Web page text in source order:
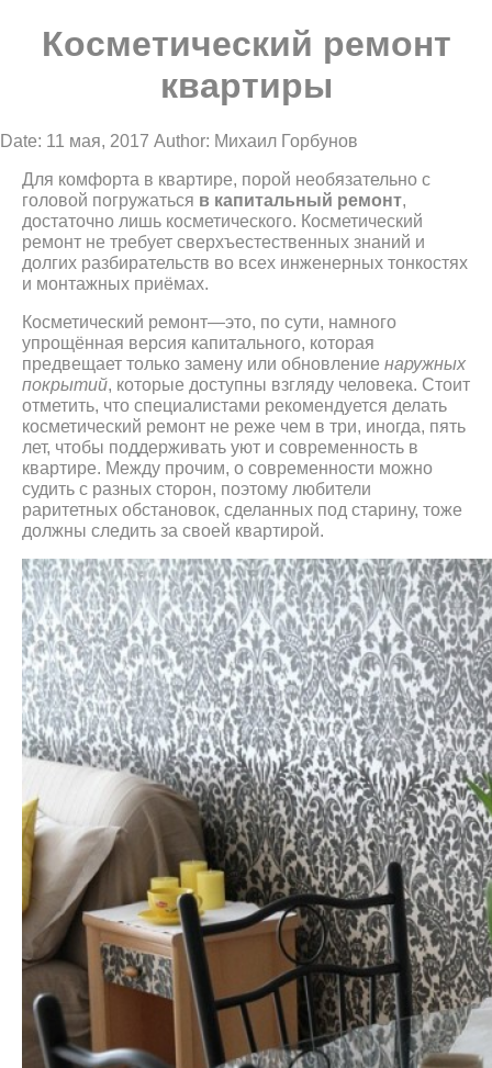
Косметический ремонт
квартиры
Date: 11 мая, 2017 Author: Михаил Горбунов
Для комфорта в квартире, порой необязательно с
головой погружаться в капитальный ремонт,
достаточно лишь косметического. Косметический
ремонт не требует сверхъестественных знаний и
долгих разбирательств во всех инженерных тонкостях
и монтажных приёмах.
Косметический ремонт—это, по сути, намного
упрощённая версия капитального, которая
предвещает только замену или обновление наружных
покрытий, которые доступны взгляду человека. Стоит
отметить, что специалистами рекомендуется делать
косметический ремонт не реже чем в три, иногда, пять
лет, чтобы поддерживать уют и современность в
квартире. Между прочим, о современности можно
судить с разных сторон, поэтому любители
раритетных обстановок, сделанных под старину, тоже
должны следить за своей квартирой.